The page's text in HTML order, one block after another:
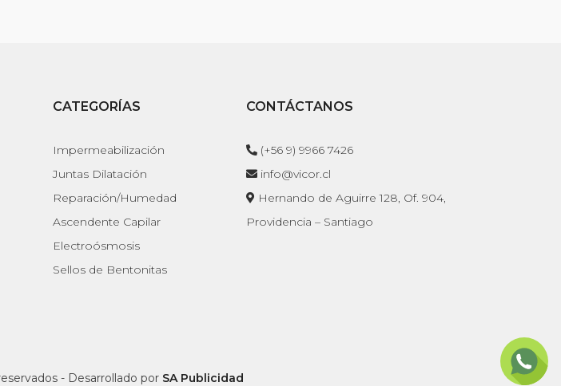
CATEGORÍAS
Impermeabilización
Juntas Dilatación
Reparación/Humedad
Ascendente Capilar
Electroósmosis
Sellos de Bentonitas
CONTÁCTANOS
(+56 9) 9966 7426
info@vicor.cl
Hernando de Aguirre 128, Of. 904,
Providencia – Santiago
- Desarrollado por SA Publicidad